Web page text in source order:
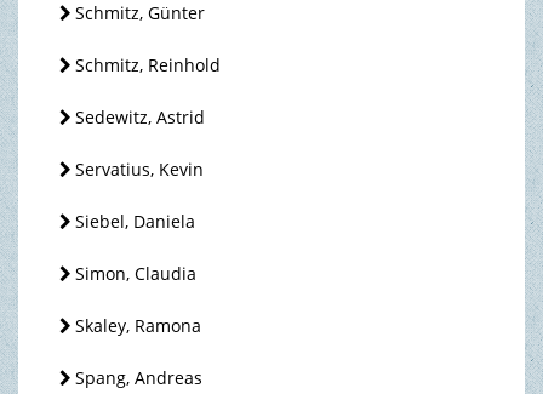
Schmitz, Günter
Schmitz, Reinhold
Sedewitz, Astrid
Servatius, Kevin
Siebel, Daniela
Simon, Claudia
Skaley, Ramona
Spang, Andreas